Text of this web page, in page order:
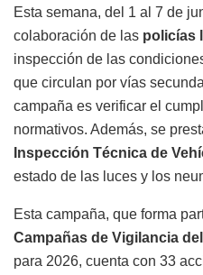
Esta semana, del 1 al 7 de
colaboración de las policías
inspección de las
que circulan por vías
campaña es verificar el
normativos. Además, se
Inspección Técnica de
estado de las luces y los
Esta campaña, que forma
Campañas de Vigilancia
para 2026, cuenta con 33